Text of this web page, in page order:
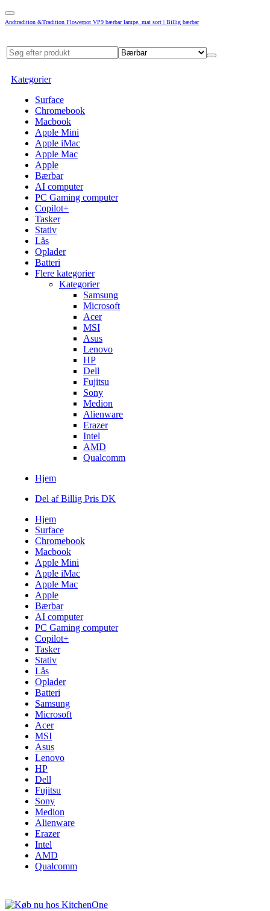
Andtradition &Tradition Flowerpot VP9 bærbar lampe, mat sort | Billig bærbar
Kategorier
Surface
Chromebook
Macbook
Apple Mini
Apple iMac
Apple Mac
Apple
Bærbar
AI computer
PC Gaming computer
Copilot+
Tasker
Stativ
Lås
Oplader
Batteri
Flere kategorier
Kategorier
Samsung
Microsoft
Acer
MSI
Asus
Lenovo
HP
Dell
Fujitsu
Sony
Medion
Alienware
Erazer
Intel
AMD
Qualcomm
Hjem
Del af Billig Pris DK
Hjem
Surface
Chromebook
Macbook
Apple Mini
Apple iMac
Apple Mac
Apple
Bærbar
AI computer
PC Gaming computer
Copilot+
Tasker
Stativ
Lås
Oplader
Batteri
Samsung
Microsoft
Acer
MSI
Asus
Lenovo
HP
Dell
Fujitsu
Sony
Medion
Alienware
Erazer
Intel
AMD
Qualcomm